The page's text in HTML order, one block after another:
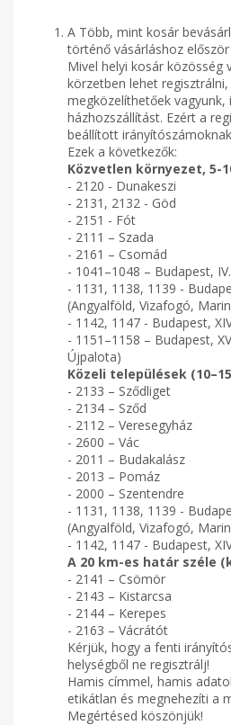
A Több, mint kosár
történő vásárláshoz először
Mivel helyi kosár közösség
körzetben lehet
megközelíthetőek vagyunk,
házhozszállítást. Ezért a
beállított
Ezek a következők:
Közvetlen környezet, 5-
- 2120 - Dunakeszi
- 2131, 2132 - Göd
- 2151 - Fót
- 2111 – Szada
- 2161 – Csomád
- 1041–1048 – Budapest,
- 1131, 1138, 1139 -
(Angyalföld, Vizafogó,
- 1142, 1147 - Budapest,
- 1151–1158 – Budapest,
Újpalota)
Közeli települések
- 2133 – Sződliget
- 2134 – Sződ
- 2112 – Veresegyház
- 2600 – Vác
- 2011 – Budakalász
- 2013 – Pomáz
- 2000 – Szentendre
- 1131, 1138, 1139 -
(Angyalföld, Vizafogó,
- 1142, 1147 - Budapest,
A 20 km-es határ széle
- 2141 – Csömör
- 2143 – Kistarcsa
- 2144 – Kerepes
- 2163 – Vácrátót
Kérjük, hogy a fenti
helységből ne regisztrálj!
Hamis címmel, hamis
etikátlan és megnehezíti a
Megértésed köszönjük!